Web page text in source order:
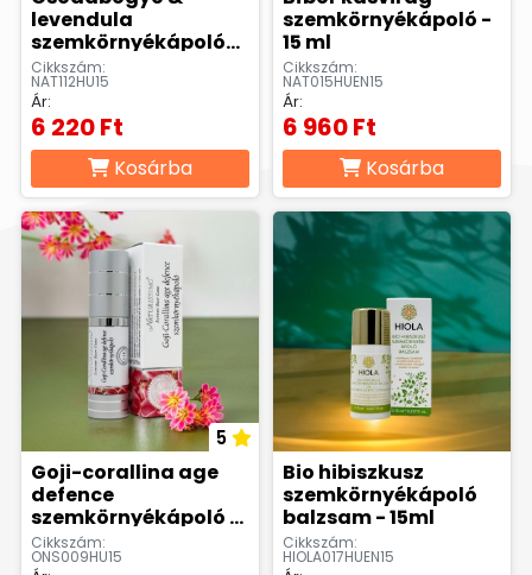
levendula
szemkörnyékápoló
gél - 15ml
Cikkszám:
NAT112HU15
Ár:
6 220 Ft
Kosárba
szemkörnyékápoló -
15 ml
Cikkszám:
NAT015HUEN15
Ár:
6 960 Ft
Kosárba
5
Goji-corallina age
defence
szemkörnyékápoló -
15ml
Cikkszám:
ONS009HU15
Bio hibiszkusz
szemkörnyékápoló
balzsam - 15ml
Cikkszám:
HIOLA017HUEN15